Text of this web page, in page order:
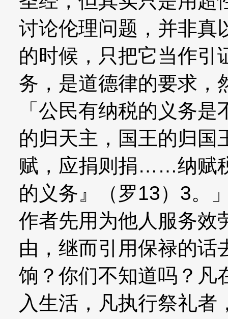
讨论伦理问题，并非真
的时候，只把它当作引
务，是道德律的要求，
「公民有纳税的义务
的归天主，国王的归国
赋，应捐则捐……纳赋
的义务』（罗13）3。
作者先用为他人服务效
由，继而引用保禄的话
饷？你们不知道吗？凡
入生活，凡执行祭礼者